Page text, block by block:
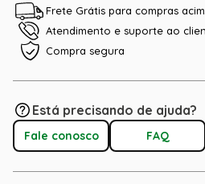
Frete Grátis para compras
Atendimento e suporte ao
Compra segura
Está precisando de ajuda?
Fale conosco FAQ